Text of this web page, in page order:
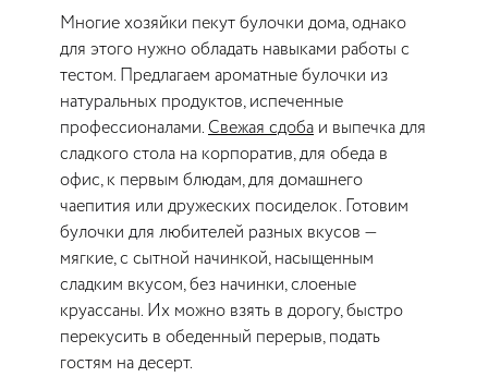
Многие хозяйки пекут булочки дома, однако
для этого нужно обладать навыками работы с
тестом. Предлагаем ароматные булочки из
натуральных продуктов, испеченные
профессионалами.Свежая сдоба и выпечка для
сладкого стола на корпоратив, для обеда в
офис, к первым блюдам, для домашнего
чаепития или дружеских посиделок. Готовим
булочки для любителей разных вкусов —
мягкие, с сытной начинкой, насыщенным
сладким вкусом, без начинки, слоеные
круассаны. Их можно взять в дорогу, быстро
перекусить в обеденный перерыв, подать
гостям на десерт.